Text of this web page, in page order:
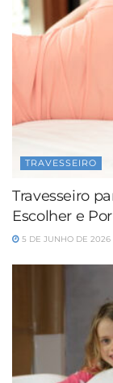
TRAVESSEIRO
Travesseiro
Escolher e
5 DE JUNHO DE